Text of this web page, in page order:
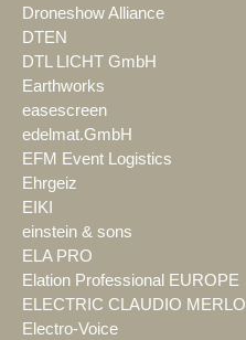
Droneshow Alliance
DTEN
DTL LICHT GmbH
Earthworks
easescreen
edelmat.GmbH
EFM Event Logistics
Ehrgeiz
EIKI
einstein & sons
ELA PRO
Elation Professional EUROPE
ELECTRIC CLAUDIO MERLO
Electro-Voice